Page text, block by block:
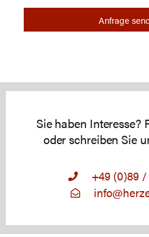
Anfrage
Sie haben Interesse?
oder schreiben Sie
+49 (0)89